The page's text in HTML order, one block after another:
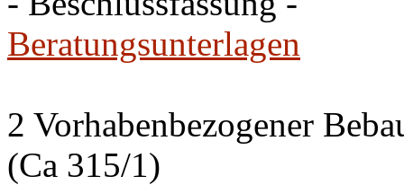
Beratungsunterlagen
2 Vorhabenbezogener
(Ca 315/1)